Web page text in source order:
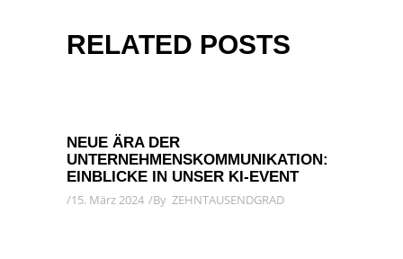
RELATED POSTS
NEUE ÄRA DER
UNTERNEHMENSKOMMUNIKATION:
EINBLICKE IN UNSER KI-EVENT
15. März 2024 By ZEHNTAUSENDGRAD